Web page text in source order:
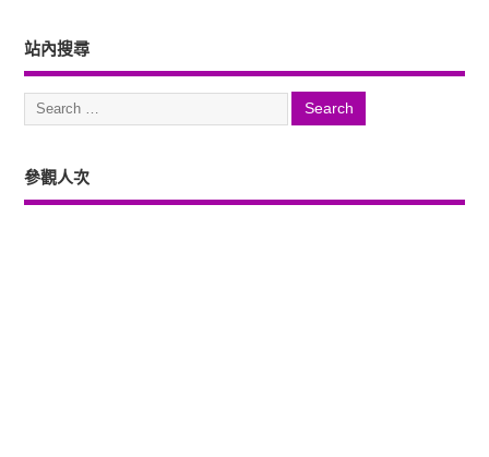
站內搜尋
參觀人次